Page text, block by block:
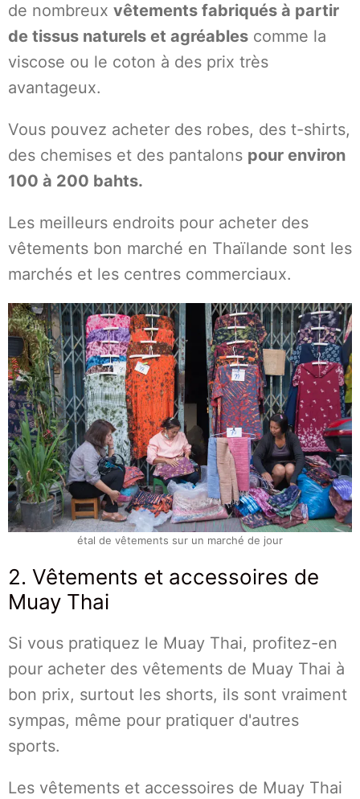
de nombreux vêtements fabriqués à partir
de tissus naturels et agréables comme la
viscose ou le coton à des prix très
avantageux.
Vous pouvez acheter des robes, des t-shirts,
des chemises et des pantalons pour environ
100 à 200 bahts.
Les meilleurs endroits pour acheter des
vêtements bon marché en Thaïlande sont les
marchés et les centres commerciaux.
étal de vêtements sur un marché de jour
2. Vêtements et accessoires de
Muay Thai
Si vous pratiquez le Muay Thai, profitez-en
pour acheter des vêtements de Muay Thai à
bon prix, surtout les shorts, ils sont vraiment
sympas, même pour pratiquer d'autres
sports.
Les vêtements et accessoires de Muay Thai